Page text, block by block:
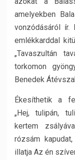
amelyekben
vonzódásáról
emlékkarddal
„Tavaszultán
torkomon
Benedek
Ékesíthetik a
„Hej, tulipán,
kertem
rózsám
illatja Az én